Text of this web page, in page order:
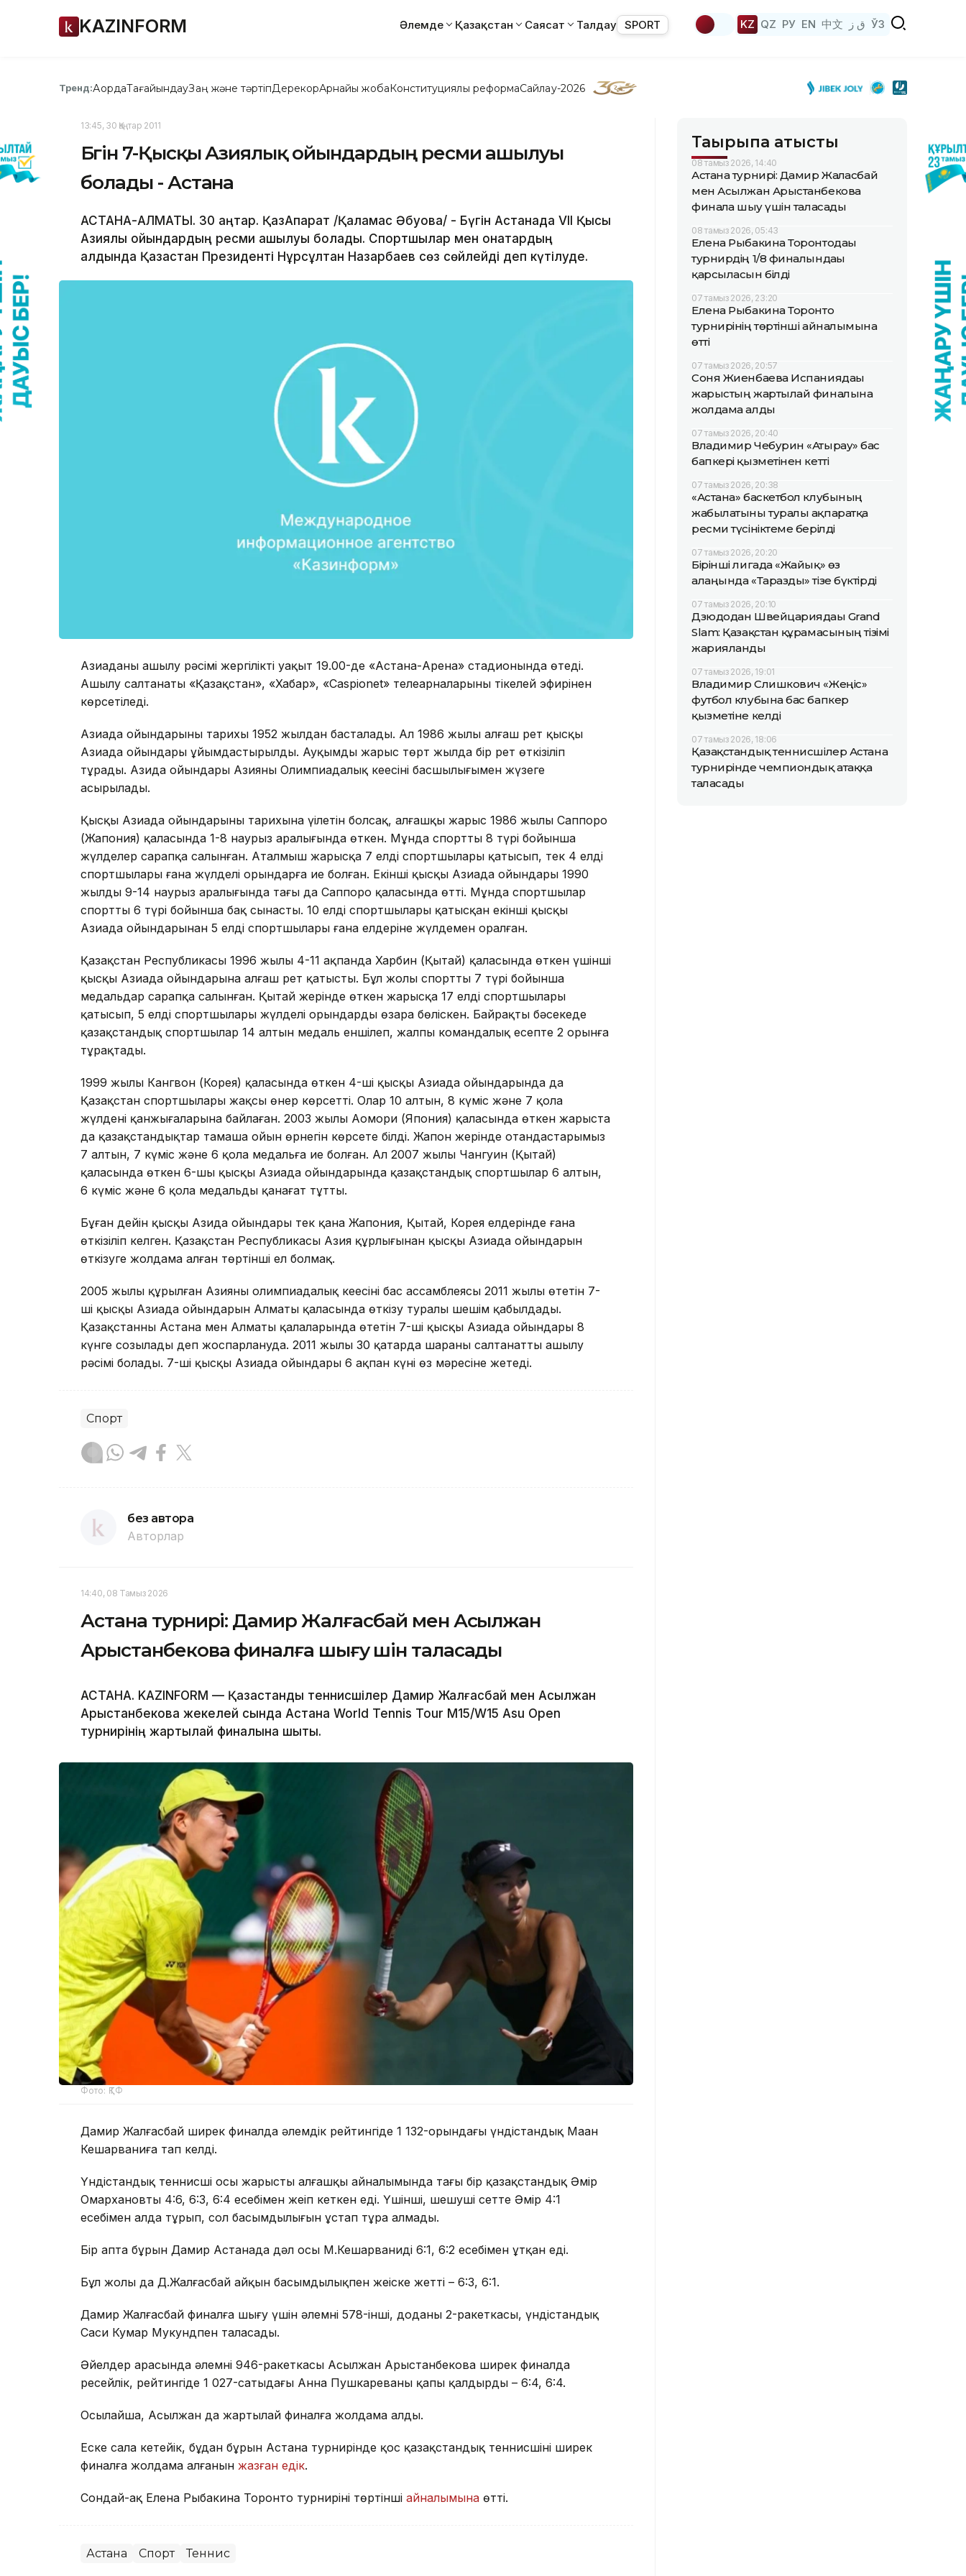
KAZINFORM Әлемде Қазақстан Саясат Талдау SPORT KZ QZ РУ EN 中文 ق ز ЎЗ
Тренд:АқордаТағайындауЗаң және тәртіпДерекқорАрнайы жобаКонституциялық реформаСайлау-2026
13:45, 30 Қаңтар 2011
Бүгін 7-Қысқы Азиялық ойындардың ресми ашылуы
болады - Астана
АСТАНА-АЛМАТЫ. 30 қаңтар. ҚазАқпарат /Қаламқас Әбуова/ - Бүгін Астанада VII Қысқы
Азиялық ойындардың ресми ашылуы болады. Спортшылар мен қонақтардың
алдында Қазақстан Президенті Нұрсұлтан Назарбаев сөз сөйлейді деп күтілуде.
Азиаданың ашылу рәсімі жергілікті уақыт 19.00-де «Астана-Арена» стадионында өтеді.
Ашылу салтанаты «Қазақстан», «Хабар», «Caspionet» телеарналарының тікелей эфирінен
көрсетіледі.
Азиада ойындарының тарихы 1952 жылдан басталады. Ал 1986 жылы алғаш рет қысқы
Азиада ойындары ұйымдастырылды. Ауқымды жарыс төрт жылда бір рет өткізіліп
тұрады. Азида ойындары Азияның Олимпиадалық кеңесінің басшылығымен жүзеге
асырылады.
Қысқы Азиада ойындарының тарихына үңілетін болсақ, алғашқы жарыс 1986 жылы Саппоро
(Жапония) қаласында 1-8 наурыз аралығында өткен. Мұнда спорттың 8 түрі бойынша
жүлделер сарапқа салынған. Аталмыш жарысқа 7 елдің спортшылары қатысып, тек 4 елдің
спортшылары ғана жүлделі орындарға ие болған. Екінші қысқы Азиада ойындары 1990
жылдың 9-14 наурыз аралығында тағы да Саппоро қаласында өтті. Мұнда спортшылар
спорттың 6 түрі бойынша бақ сынасты. 10 елдің спортшылары қатысқан екінші қысқы
Азиада ойындарынан 5 елдің спортшылары ғана елдеріне жүлдемен оралған.
Қазақстан Республикасы 1996 жылы 4-11 ақпанда Харбин (Қытай) қаласында өткен үшінші
қысқы Азиада ойындарына алғаш рет қатысты. Бұл жолы спорттың 7 түрі бойынша
медальдар сарапқа салынған. Қытай жерінде өткен жарысқа 17 елдің спортшылары
қатысып, 5 елдің спортшылары жүлделі орындарды өзара бөліскен. Байрақты бәсекеде
қазақстандық спортшылар 14 алтын медаль еншілеп, жалпы командалық есепте 2 орынға
тұрақтады.
1999 жылы Кангвон (Корея) қаласында өткен 4-ші қысқы Азиада ойындарында да
Қазақстан спортшылары жақсы өнер көрсетті. Олар 10 алтын, 8 күміс және 7 қола
жүлдені қанжығаларына байлаған. 2003 жылы Аомори (Япония) қаласында өткен жарыста
да қазақстандықтар тамаша ойын өрнегін көрсете білді. Жапон жерінде отандастарымыз
7 алтын, 7 күміс және 6 қола медальға ие болған. Ал 2007 жылы Чангуин (Қытай)
қаласында өткен 6-шы қысқы Азиада ойындарында қазақстандық спортшылар 6 алтын,
6 күміс және 6 қола медальды қанағат тұтты.
Бұған дейін қысқы Азида ойындары тек қана Жапония, Қытай, Корея елдерінде ғана
өткізіліп келген. Қазақстан Республикасы Азия құрлығынан қысқы Азиада ойындарын
өткізуге жолдама алған төртінші ел болмақ.
2005 жылы құрылған Азияның олимпиадалық кеңесінің бас ассамблеясы 2011 жылы өтетін 7-
ші қысқы Азиада ойындарын Алматы қаласында өткізу туралы шешім қабылдады.
Қазақстанның Астана мен Алматы қалаларында өтетін 7-ші қысқы Азиада ойындары 8
күнге созылады деп жоспарлануда. 2011 жылы 30 қаңтарда шараның салтанатты ашылу
рәсімі болады. 7-ші қысқы Азиада ойындары 6 ақпан күні өз мәресіне жетеді.
Спорт
без автора
Авторлар
14:40, 08 Тамыз 2026
Астана турнирі: Дамир Жалғасбай мен Асылжан
Арыстанбекова финалға шығу үшін таласады
АСТАНА. KAZINFORM — Қазақстандық теннисшілер Дамир Жалғасбай мен Асылжан
Арыстанбекова жекелей сында Астана World Tennis Tour M15/W15 Asu Open
турнирінің жартылай финалына шықты.
Фото: ҚТФ
Дамир Жалғасбай ширек финалда әлемдік рейтингіде 1 132-орындағы үндістандық Маан
Кешарваниға тап келді.
Үндістандық теннисші осы жарыстың алғашқы айналымында тағы бір қазақстандық Әмір
Омархановты 4:6, 6:3, 6:4 есебімен жеңіп кеткен еді. Үшінші, шешуші сетте Әмір 4:1
есебімен алда тұрып, сол басымдылығын ұстап тұра алмады.
Бір апта бұрын Дамир Астанада дәл осы М.Кешарваниді 6:1, 6:2 есебімен ұтқан еді.
Бұл жолы да Д.Жалғасбай айқын басымдылықпен жеңіске жетті – 6:3, 6:1.
Дамир Жалғасбай финалға шығу үшін әлемнің 578-інші, доданың 2-ракеткасы, үндістандық
Саси Кумар Мукундпен таласады.
Әйелдер арасында әлемнің 946-ракеткасы Асылжан Арыстанбекова ширек финалда
ресейлік, рейтингіде 1 027-сатыдағы Анна Пушкареваны қапы қалдырды – 6:4, 6:4.
Осылайша, Асылжан да жартылай финалға жолдама алды.
Еске сала кетейік, бұдан бұрын Астана турнирінде қос қазақстандық теннисшінің ширек
финалға жолдама алғанын жазған едік.
Сондай-ақ Елена Рыбакина Торонто турнирінің төртінші айналымына өтті.
Астана Спорт Теннис
Тақырыпқа қатысты
08 тамыз 2026, 14:40
Астана турнирі: Дамир Жалғасбай
мен Асылжан Арыстанбекова
финалға шығу үшін таласады
08 тамыз 2026, 05:43
Елена Рыбакина Торонтодағы
турнирдің 1/8 финалындағы
қарсыласын білді
07 тамыз 2026, 23:20
Елена Рыбакина Торонто
турнирінің төртінші айналымына
өтті
07 тамыз 2026, 20:57
Соня Жиенбаева Испаниядағы
жарыстың жартылай финалына
жолдама алды
07 тамыз 2026, 20:40
Владимир Чебурин «Атырау» бас
бапкері қызметінен кетті
07 тамыз 2026, 20:38
«Астана» баскетбол клубының
жабылатыны туралы ақпаратқа
ресми түсініктеме берілді
07 тамыз 2026, 20:20
Бірінші лигада «Жайық» өз
алаңында «Таразды» тізе бүктірді
07 тамыз 2026, 20:10
Дзюдодан Швейцариядағы Grand
Slam: Қазақстан құрамасының тізімі
жарияланды
07 тамыз 2026, 19:01
Владимир Слишкович «Жеңіс»
футбол клубына бас бапкер
қызметіне келді
07 тамыз 2026, 18:06
Қазақстандық теннисшілер Астана
турнирінде чемпиондық атаққа
таласады